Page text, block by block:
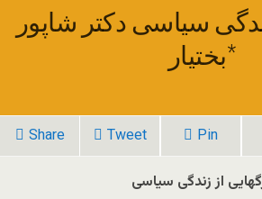
سیاسی دکتر شاپور
بختیار*
Share Tweet Pin
از زندگی سیاسی